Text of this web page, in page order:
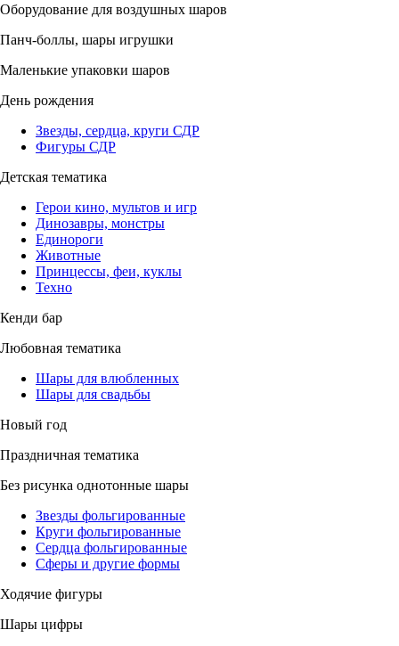
Оборудование для воздушных шаров
Панч-боллы, шары игрушки
Маленькие упаковки шаров
День рождения
Звезды, сердца, круги СДР
Фигуры СДР
Детская тематика
Герои кино, мультов и игр
Динозавры, монстры
Единороги
Животные
Принцессы, феи, куклы
Техно
Кенди бар
Любовная тематика
Шары для влюбленных
Шары для свадьбы
Новый год
Праздничная тематика
Без рисунка однотонные шары
Звезды фольгированные
Круги фольгированные
Сердца фольгированные
Сферы и другие формы
Ходячие фигуры
Шары цифры